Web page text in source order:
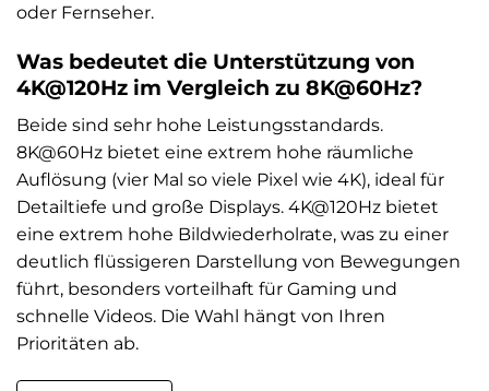
oder Fernseher.
Was bedeutet die Unterstützung von
4K@120Hz im Vergleich zu 8K@60Hz?
Beide sind sehr hohe Leistungsstandards.
8K@60Hz bietet eine extrem hohe räumliche
Auflösung (vier Mal so viele Pixel wie 4K), ideal für
Detailtiefe und große Displays. 4K@120Hz bietet
eine extrem hohe Bildwiederholrate, was zu einer
deutlich flüssigeren Darstellung von Bewegungen
führt, besonders vorteilhaft für Gaming und
schnelle Videos. Die Wahl hängt von Ihren
Prioritäten ab.